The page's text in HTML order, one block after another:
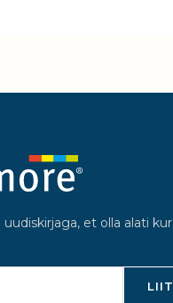
et olla alati